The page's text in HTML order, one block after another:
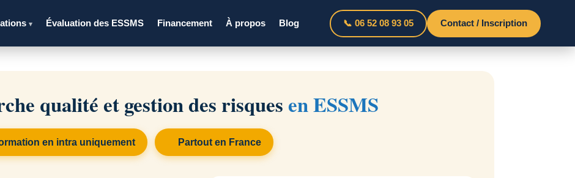
▾ Évaluation des ESSMS Financement À propos Blog 📞 06 52 08 93 05 Contact / Inscription
qualité et gestion des risquesen ESSMS
en intra uniquement Partout en France